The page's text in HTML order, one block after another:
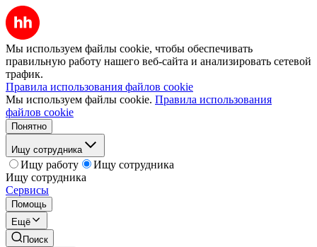
Мы используем файлы cookie, чтобы обеспечивать
правильную работу нашего веб-сайта и анализировать сетевой
трафик.
Правила использования файлов cookie
Мы используем файлы cookie. Правила использования
файлов cookie
Понятно
Ищу сотрудника
Ищу работу
Ищу сотрудника
Ищу сотрудника
Сервисы
Помощь
Ещё
Поиск